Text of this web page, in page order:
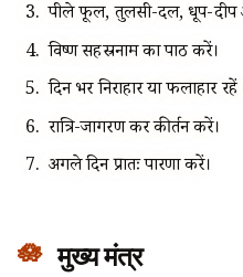
पीले फूल, तुलसी-दल, धूप-दीप
विष्णु सहस्रनाम का पाठ करें।
दिन भर निराहार या फलाहार
रात्रि-जागरण कर कीर्तन करें।
अगले दिन प्रातः पारणा करें।
मुख्य मंत्र